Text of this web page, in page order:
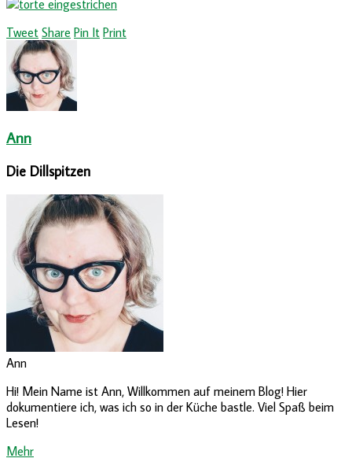
Tweet Share Pin It Print
Ann
Die Dillspitzen
Ann
Hi! Mein Name ist Ann, Willkommen auf meinem Blog! Hier
dokumentiere ich, was ich so in der Küche bastle. Viel Spaß beim
Lesen!
Mehr